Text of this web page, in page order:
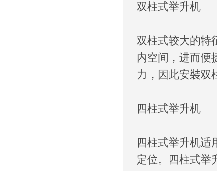
双柱式举升机
双柱式较大的特
内空间，进而便
力，因此安裝双
四柱式举升机
四柱式举升机适
定位。四柱式举